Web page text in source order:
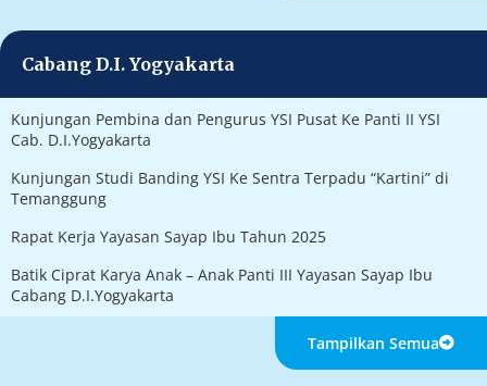
Cabang D.I. Yogyakarta
Kunjungan Pembina dan Pengurus YSI Pusat Ke Panti II YSI
Cab. D.I.Yogyakarta
Kunjungan Studi Banding YSI Ke Sentra Terpadu “Kartini” di
Temanggung
Rapat Kerja Yayasan Sayap Ibu Tahun 2025
Batik Ciprat Karya Anak – Anak Panti III Yayasan Sayap Ibu
Cabang D.I.Yogyakarta
Tampilkan Semua